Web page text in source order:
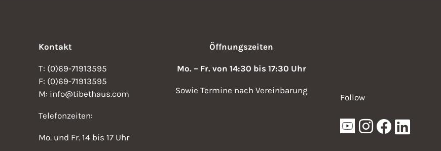
Kontakt
T: (0)69-71913595
F: (0)69-71913595
M: info@tibethaus.com
Telefonzeiten:
Mo. und Fr. 14 bis 17 Uhr
Öffnungszeiten
Mo. – Fr. von 14:30 bis 17:30 Uhr
Sowie Termine nach Vereinbarung
Follow